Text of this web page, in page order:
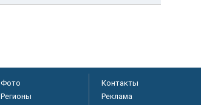
Фото
Регионы
Контакты
Реклама